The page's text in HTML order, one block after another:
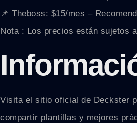
📌 Theboss: $15/mes –
Nota : Los precios están sujetos
Visita el sitio oficial de Deckster
compartir plantillas y mejores